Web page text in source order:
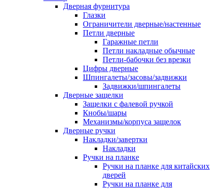
Дверная фурнитура
Глазки
Ограничители дверные/настенные
Петли дверные
Гаражные петли
Петли накладные обычные
Петли-бабочки без врезки
Цифры дверные
Шпингалеты/засовы/задвижки
Задвижки/шпингалеты
Дверные защелки
Защелки с фалевой ручкой
Кнобы/шары
Механизмы/корпуса защелок
Дверные ручки
Накладки/завертки
Накладки
Ручки на планке
Ручки на планке для китайских
дверей
Ручки на планке для